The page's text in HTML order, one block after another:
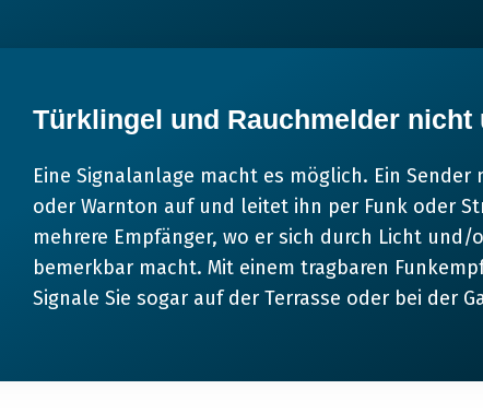
Türklingel und Rauchmelder nicht
Eine Signalanlage macht es möglich. Ein
oder Warnton auf und leitet ihn per Funk oder
mehrere Empfänger, wo er sich durch Licht und/
bemerkbar macht. Mit einem tragbaren
Signale Sie sogar auf der Terrasse oder bei der